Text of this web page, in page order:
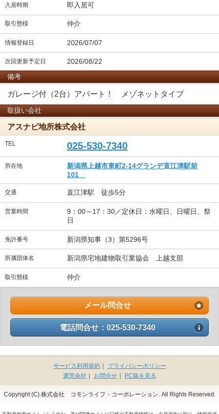
入居時期 即入居可
取引態様 仲介
情報登録日 2026/07/07
次回更新予定日
2026/08/22
備考
ガレージ付（2台）アパート！ メゾネットタイプ
取扱い会社
アスナビ地所株式会社
TEL 025-530-7340
所在地
新潟県上越市東町2-14グランデ直江津駅前
101
交通 直江津駅 徒歩5分
営業時間
9：00～17：30／定休日：水曜日、日曜日、祭
日
免許番号 新潟県知事（3）第5296号
所属団体名 新潟県宅地建物取引業協会 上越支部
取引態様 仲介
メール問合せ
電話問合せ：025-530-7340
サービス利用規約｜
プライバシーポリシー
運営会社
お問合せ｜ PC版を見る
Copyright (C) 株式会社 コモンライフ・コーポレーション. All Rights Reserved.